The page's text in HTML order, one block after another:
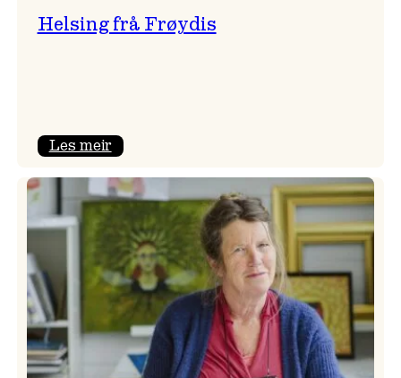
Helsing frå Frøydis
Les meir:
frå
Frøydis